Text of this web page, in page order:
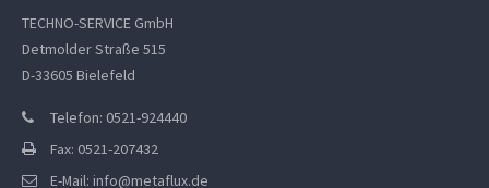
TECHNO-SERVICE GmbH
Detmolder Straße 515
D-33605 Bielefeld
Telefon: 0521-924440
Fax: 0521-207432
E-Mail: info@metaflux.de